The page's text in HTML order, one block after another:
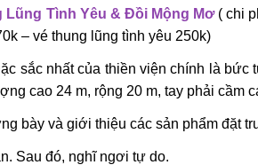
Lũng Tình Yêu & Đồi Mộng Mơ( chi
– vé thung lũng tình yêu 250k)
sắc nhất của thiền viện chính là bức
cao 24 m, rộng 20 m, tay phải cầm
bày và giới thiệu các sản phẩm đặt
Sau đó, nghĩ ngơi tự do.